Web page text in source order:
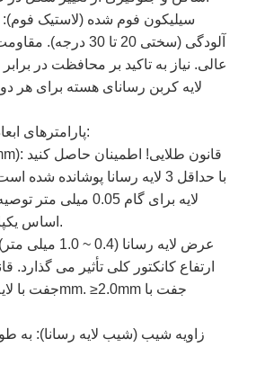
سیلیکون فوم شده (لاستیک فوم):
آلودگی (سختی 20 تا 30
عالی. نیاز به تاکید بر محافظت در
پارامترهای ابعادی و الکتریکی اصلی:
لایه برای گام 0.05
اساس یکپارچگی سیگنال است.
عرض لایه رسانا
ارتفاع کانکتور کلی تأثیر می